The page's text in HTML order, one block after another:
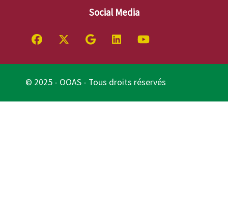
Social Media
© 2025 - OOAS - Tous droits réservés